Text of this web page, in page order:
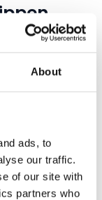
About
ads, to
our traffic.
of our site with
partners who
biedt de
Op dit
en heb je
wolken”,
mist gehuld